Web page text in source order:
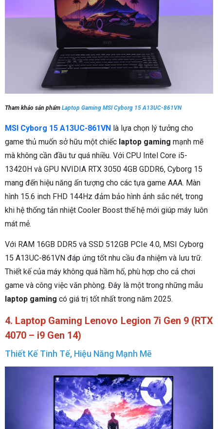
Tham khảo sản phẩm Laptop Gaming MSI Cyborg 15 A13UC-861VN
MSI Cyborg 15 A13UC-861VN là lựa chọn lý tưởng cho
game thủ muốn sở hữu một chiếc laptop gaming mạnh mẽ
mà không cần đầu tư quá nhiều. Với CPU Intel Core i5-
13420H và GPU NVIDIA RTX 3050 4GB GDDR6, Cyborg 15
mang đến hiệu năng ấn tượng cho các tựa game AAA. Màn
hình 15.6 inch FHD 144Hz đảm bảo hình ảnh sắc nét, trong
khi hệ thống tản nhiệt Cooler Boost thế hệ mới giúp máy luôn
mát mẻ.
Với RAM 16GB DDR5 và SSD 512GB PCIe 4.0, MSI Cyborg
15 A13UC-861VN đáp ứng tốt nhu cầu đa nhiệm và lưu trữ.
Thiết kế của máy không quá hầm hố, phù hợp cho cả chơi
game và công việc văn phòng. Đây là một trong những mẫu
laptop gaming có giá trị tốt nhất trong năm 2025.
4. Laptop Gaming Lenovo Legion 7i Gen 9 (RTX
4070 – i9 Gen 14)
Thiết Kế Tinh Tế, Hiệu Năng Mạnh Mẽ